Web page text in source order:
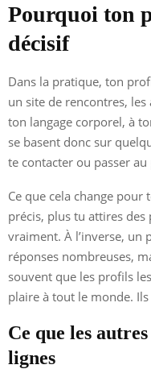
Pourquoi ton
décisif
Dans la pratique, ton
un site de rencontres, les
ton langage corporel, à
se basent donc sur
te contacter ou passer
Ce que cela change pour
précis, plus tu attires
vraiment. À l’inverse,
réponses nombreuses,
souvent que les profils
plaire à tout le monde.
Ce que les
lignes